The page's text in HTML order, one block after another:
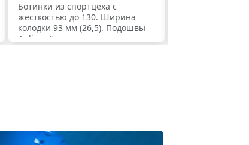
Ботинки из спортцеха с
жесткостью до 130. Ширина
колодки 93 мм (26,5). Подошвы
Apline. Для спортсменов.